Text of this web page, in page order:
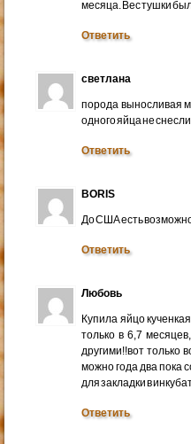
месяца. Вес тушки
Ответить
светлана
порода выносливая
одного яйца не снесли
Ответить
BORIS
До США есть
Ответить
Любовь
Купила яйцо
только в 6,7
другими!!вот только
можно года два пока
для закладки в
Ответить